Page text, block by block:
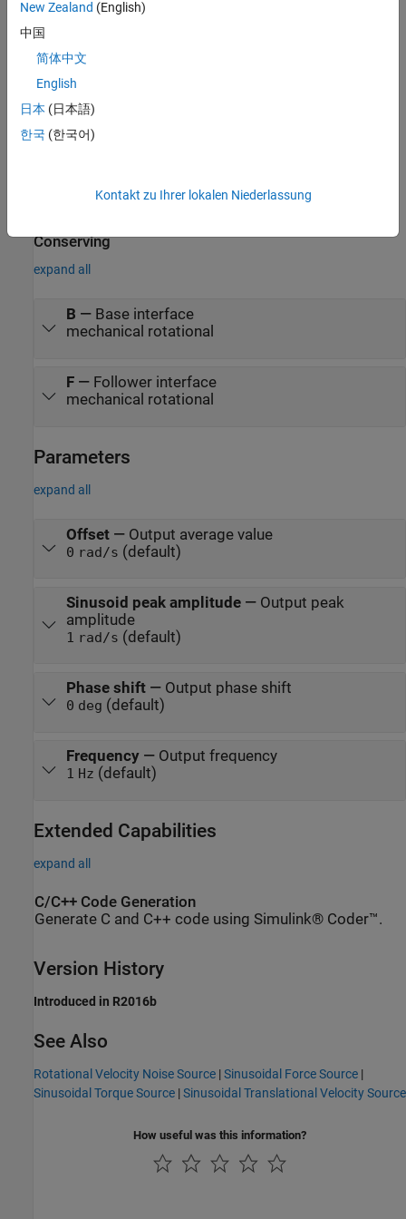
is the offset rotational velocity of the output.
Ais the peak amplitude of the sinusoid.
tis time.
Conserving
expand all
B — Base interface
mechanical rotational
F— Follower interface
mechanical rotational
Parameters
expand all
Offset— Output average value
0 rad/s (default)
Sinusoid peak amplitude— Output peak
amplitude
1 rad/s (default)
Phase shift— Output phase shift
0 deg (default)
Frequency— Output frequency
1 Hz (default)
Extended Capabilities
expand all
C/C++ Code Generation
Generate C and C++ code using Simulink® Coder™.
Version History
Introduced in R2016b
See Also
Rotational Velocity Noise Source |Sinusoidal Force Source |
Sinusoidal Torque Source |Sinusoidal Translational Velocity Source
How useful was this information?
New Zealand (English)
中国
简体中文
English
日本 (日本語)
한국 (한국어)
Kontakt zu Ihrer lokalen Niederlassung